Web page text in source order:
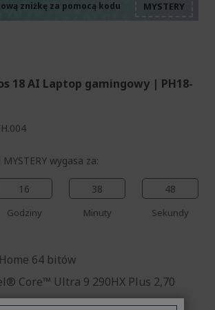
zniżkę za pomocą kodu
18 AI Laptop gamingowy | PH18-
wygasa za:
16
Godziny
38
Minuty
48
Sekundy
64 bitów
Core™ Ultra 9 290HX Plus 2,70